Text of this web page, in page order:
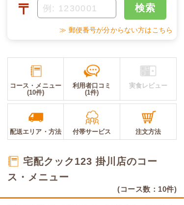
〒 検索
≫ 郵便番号が分からない方はこちら
コース・メニュー
(10件)
利用者口コミ
(1件)
実食レビュー
配送エリア・ 方法 付帯サービス 注文方法
宅配クック123 掛川店のコー
ス・メニュー
(コース数：10件)